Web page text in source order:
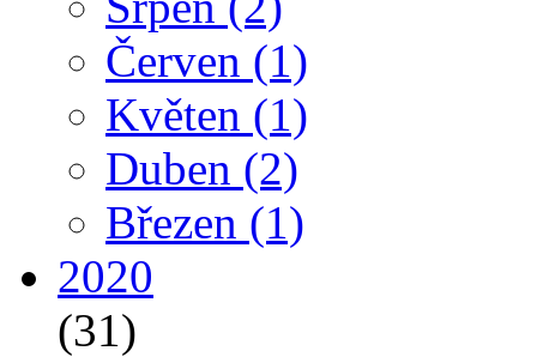
Červen (1)
Květen (1)
Duben (2)
Březen (1)
2020
(31)